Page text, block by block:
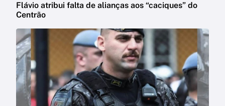
Flávio atribui falta de alianças aos “caciques” do
Centrão